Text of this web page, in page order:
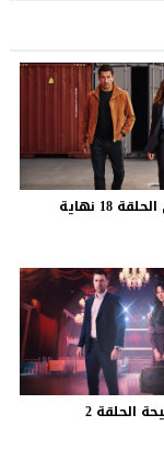
نهاية
الحلقة 2